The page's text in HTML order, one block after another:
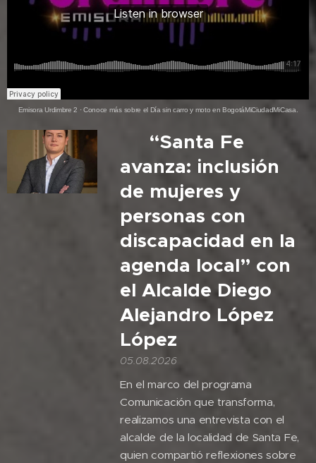
Emisora Urdimbre 2 ·Conoce más sobre el Día sin carro y moto en BogotáMiCiudadMiCasa.
🎙️ “Santa Fe
avanza: inclusión
de mujeres y
personas con
discapacidad en la
agenda local” con
el Alcalde Diego
Alejandro López
López
05.08.2026
En el marco del programa
Comunicación que transforma,
realizamos una entrevista con el
alcalde de la localidad de Santa Fe,
quien compartió reflexiones sobre